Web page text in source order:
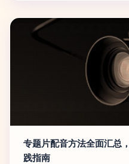
专题片配音方法全面汇总
践指南